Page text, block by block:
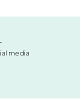
media